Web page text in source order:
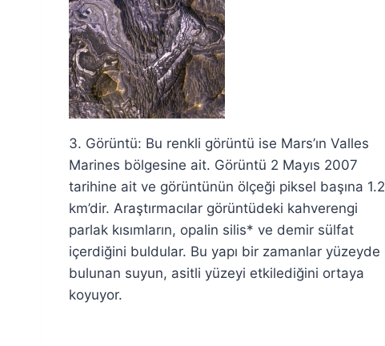
3. Görüntü: Bu renkli görüntü ise Mars’ın Valles
Marines bölgesine ait. Görüntü 2 Mayıs 2007
tarihine ait ve görüntünün ölçeği piksel başına 1.2
km’dir. Araştırmacılar görüntüdeki kahverengi
parlak kısımların, opalin silis* ve demir sülfat
içerdiğini buldular. Bu yapı bir zamanlar yüzeyde
bulunan suyun, asitli yüzeyi etkilediğini ortaya
koyuyor.